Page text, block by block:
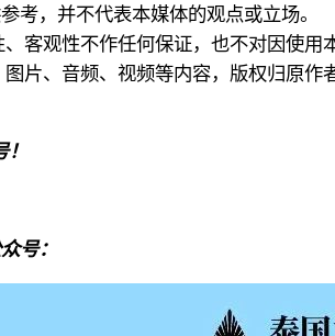
考，并不代表本媒体的观点或立场。
客观性不作任何保证，也不对因使用
片、音频、视频等内容，版权归原
号：